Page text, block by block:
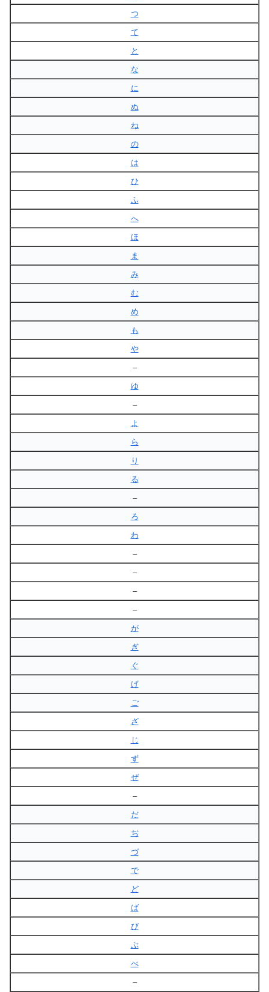
つ
て
と
な
に
ぬ
ね
の
は
ひ
ふ
へ
ほ
ま
み
む
め
も
や
–
ゆ
–
よ
ら
り
る
–
ろ
わ
–
–
–
–
が
ぎ
ぐ
げ
ご
ざ
じ
ず
ぜ
–
だ
ぢ
づ
で
ど
ば
び
ぶ
べ
–